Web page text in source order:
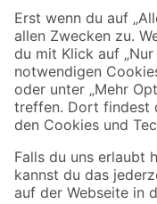
Sicher einkaufen
Jetzt die toom-App
Alle Preisangaben in EUR inkl.
Umständen nicht in allen Märkten